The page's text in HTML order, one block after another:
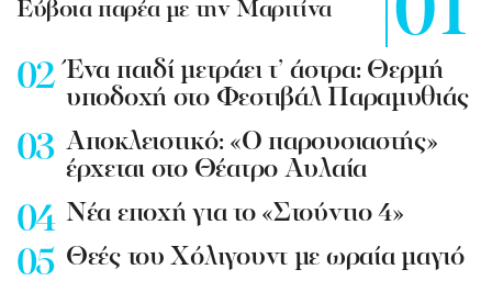
Εύβοια παρέα με την Μαριτίνα
Ένα παιδί μετράει τ’ άστρα: Θερμή
υποδοχή στο Φεστιβάλ Παραμυθιάς
Aποκλειστικό: «Ο παρουσιαστής»
έρχεται στο Θέατρο Αυλαία
Nέα εποχή για το «Στούντιο 4»
Θεές του Χόλιγουντ με ωραία μαγιό